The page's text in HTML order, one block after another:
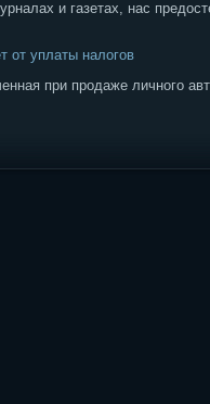
и газетах, нас
от уплаты налогов
при продаже личного